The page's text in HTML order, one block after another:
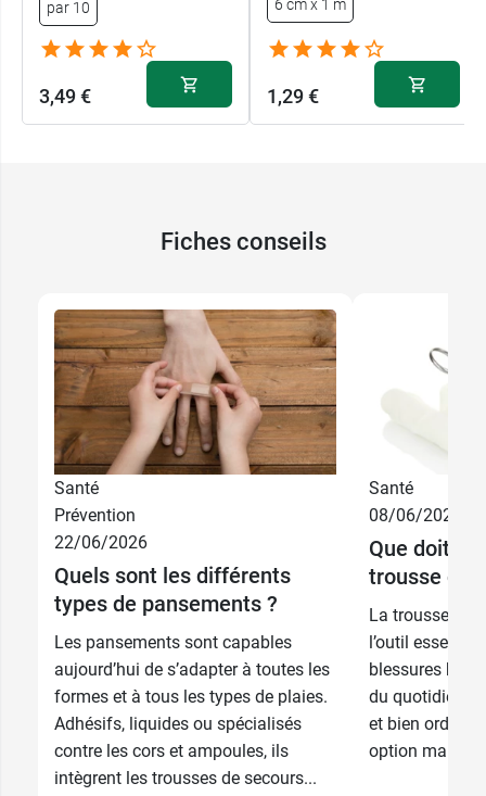
3 bandes de gaze 8 cm x 4 m
Conditionnement :1 trousse de premiers
secours
par 10
3,49 €
6 cm x 1 m
1,29 €
Fiches conseils
Santé
Prévention
22/06/2026
Quels sont les différents
types de pansements ?
Les pansements sont capables
aujourd’hui de s’adapter à toutes les
formes et à tous les types de plaies.
Adhésifs, liquides ou spécialisés
contre les cors et ampoules, ils
intègrent les trousses de secours...
Santé
08/06/2026
Que doit
trousse de
La trousse de
l’outil
blessures
du quotidien.
et bien
option mais